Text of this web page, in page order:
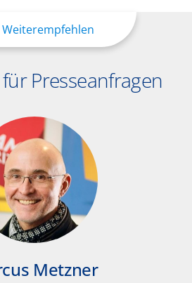
Weiterempfehlen
Presseanfragen
Metzner